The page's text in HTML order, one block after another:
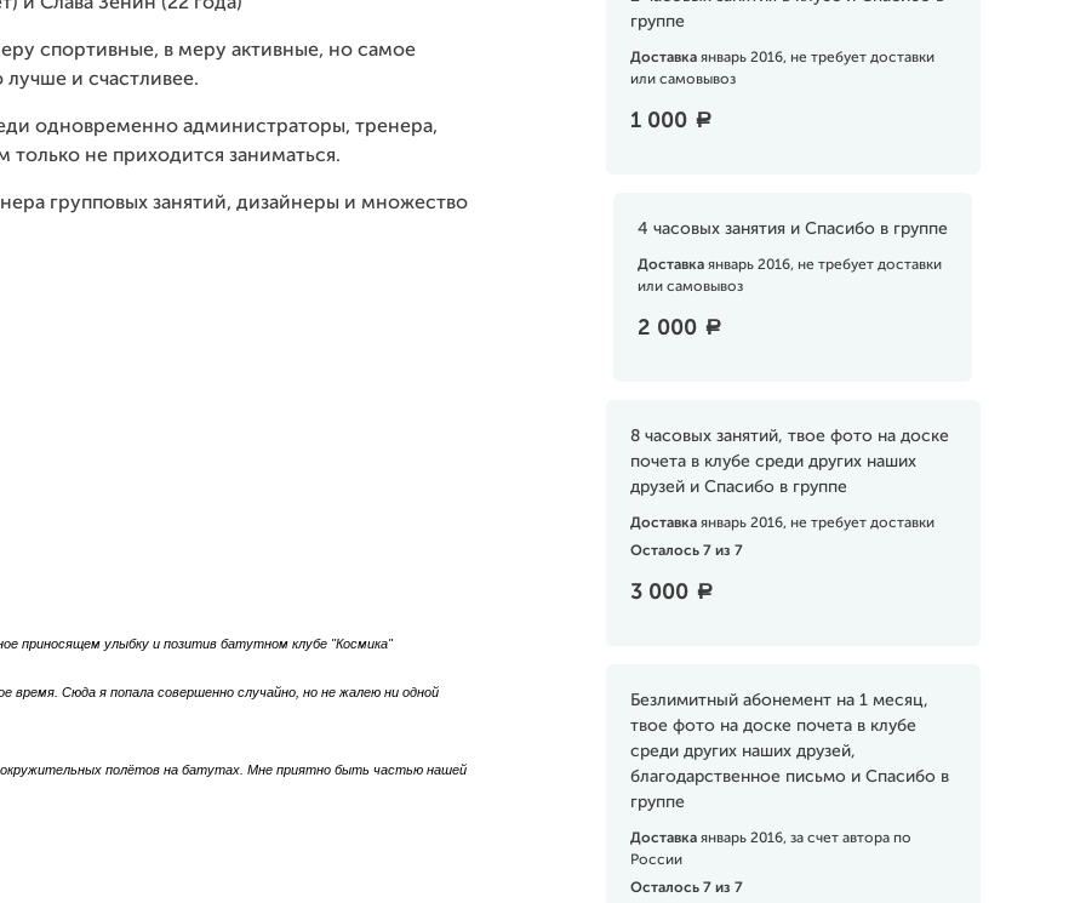
группе
Доставка январь 2016, не требует доставки
или самовывоз
1 000 a
4 часовых занятия и Спасибо в группе
Доставкаянварь 2016, не требует доставки
или самовывоз
2 000 a
8 часовых занятий, твое фото на доске
почета в клубе среди других наших
друзей и Спасибо в группе
Доставка январь 2016, не требует доставки
Осталось 7 из 7
3 000 a
Безлимитный абонемент на 1 месяц,
твое фото на доске почета в клубе
среди других наших друзей,
благодарственное письмо и Спасибо в
группе
Доставка январь 2016, за счет автора по
России
Осталось 7 из 7
спортивные, в меру активные, но самое
и счастливее.
одновременно администраторы, тренера,
не приходится заниматься.
групповых занятий, дизайнеры и множество
приносящем улыбку и позитив батутном клубе "Космика"
время. Сюда я попала совершенно случайно, но не жалею ни одной
полётов на батутах. Мне приятно быть частью нашей